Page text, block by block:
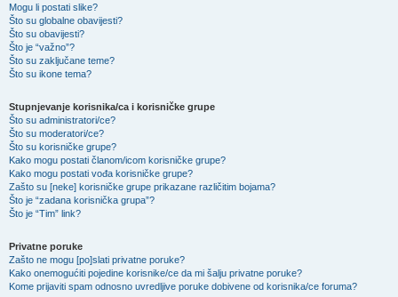
Mogu li postati slike?
Što su globalne obavijesti?
Što su obavijesti?
Što je “važno”?
Što su zaključane teme?
Što su ikone tema?
Stupnjevanje korisnika/ca i korisničke grupe
Što su administratori/ce?
Što su moderatori/ce?
Što su korisničke grupe?
Kako mogu postati članom/icom korisničke grupe?
Kako mogu postati vođa korisničke grupe?
Zašto su [neke] korisničke grupe prikazane različitim bojama?
Što je “zadana korisnička grupa”?
Što je “Tim” link?
Privatne poruke
Zašto ne mogu [po]slati privatne poruke?
Kako onemogućiti pojedine korisnike/ce da mi šalju privatne poruke?
Kome prijaviti spam odnosno uvredljive poruke dobivene od korisnika/ce foruma?